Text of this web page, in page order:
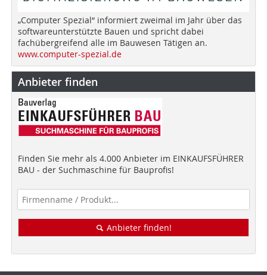
„Computer Spezial“ informiert zweimal im Jahr über das
softwareunterstützte Bauen und spricht dabei
fachübergreifend alle im Bauwesen Tätigen an.
www.computer-spezial.de
Anbieter finden
Finden Sie mehr als 4.000 Anbieter im EINKAUFSFÜHRER
BAU - der Suchmaschine für Bauprofis!
Anbieter finden!